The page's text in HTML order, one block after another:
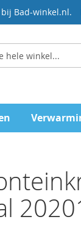
Bad-winkel.nl.